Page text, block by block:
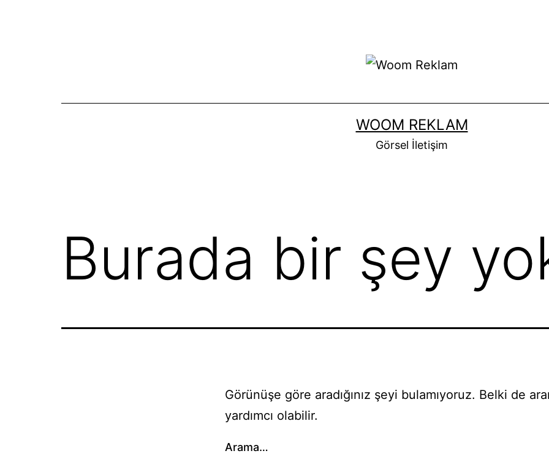
WOOM REKLAM
Görsel İletişim
Burada bir şey
Görünüşe göre aradığınız şeyi bulamıyoruz. Belki de
yardımcı olabilir.
Arama…